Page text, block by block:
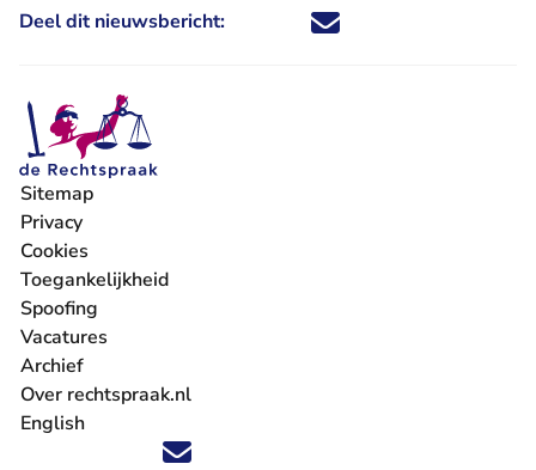
Deel dit nieuwsbericht: Deel dit nieuwsbericht via X -
Deel dit nieuwsbericht via
Deel dit nieuwsbericht
Deel dit
Volg ons op X (Twitter) - U verlaat Rechtspraak.nl
Volg ons op Facebook - U verlaat Rechtspraak.nl
Volg ons op Instagram - U verlaat Rechtspraak.nl
Volg ons op Youtube - U verlaat Rechtspraak.nl
Volg ons op LinkedIn - U verlaat
'Blijf op de hoogte' nieuwsbrief - U verlaat
Sitemap
Privacy
Cookies
Toegankelijkheid
Spoofing
Vacatures
- U verlaat Rechtspraak.nl
Archief
Over rechtspraak.nl
English